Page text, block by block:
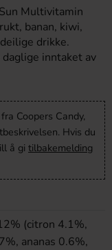
Multivitamin
banan, kiwi,
drikke.
inntaket av
Coopers Candy,
Hvis du
å gi tilbakemelding
(citron 4.1%,
ananas 0.6%,